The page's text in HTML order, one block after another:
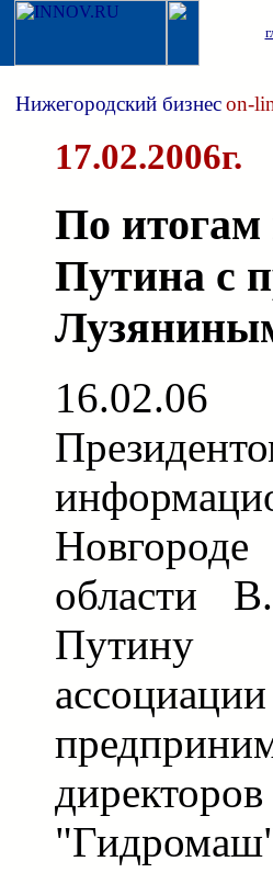
Нижегородский бизнесon-
17.02.2006г.
По
Путина с
области
Путину